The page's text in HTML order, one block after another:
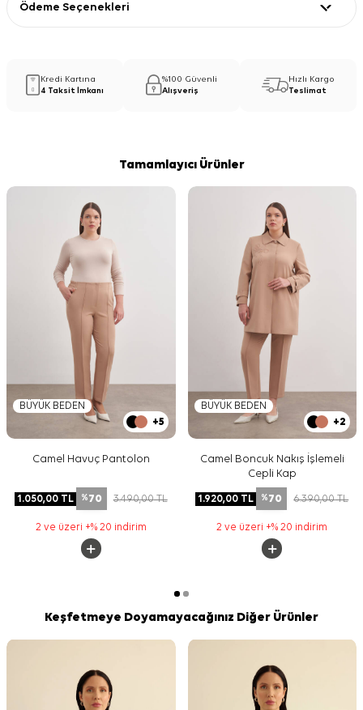
Ödeme Seçenekleri
Kredi Kartına
4 Taksit İmkanı
%100 Güvenli
Alışveriş
Hızlı Kargo
Teslimat
Tamamlayıcı Ürünler
BÜYÜK BEDEN
+5
Camel Havuç Pantolon
1.050,00TL %70 3.490,00TL
2 ve üzeri +% 20 indirim
BÜYÜK BEDEN
+2
Camel Boncuk Nakış İşlemeli
Cepli Kap
1.920,00 TL %70 6.390,00TL
2 ve üzeri +% 20 indirim
Keşfetmeye Doyamayacağınız Diğer Ürünler